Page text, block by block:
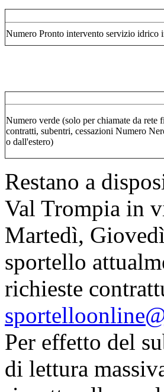
Numero Pronto intervento servizio idrico
Numero verde (solo per chiamate da rete
contratti, subentri, cessazioni Numero
o dall'estero)
Restano a
Val Trompia in
Martedì,
sportello
richieste
Per effetto del
di lettura